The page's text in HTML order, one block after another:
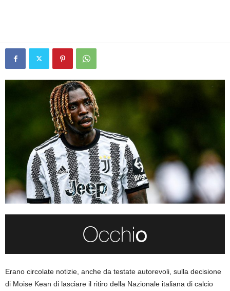
Erano circolate notizie, anche da testate autorevoli, sulla decisione
di Moise Kean di lasciare il ritiro della Nazionale italiana di calcio